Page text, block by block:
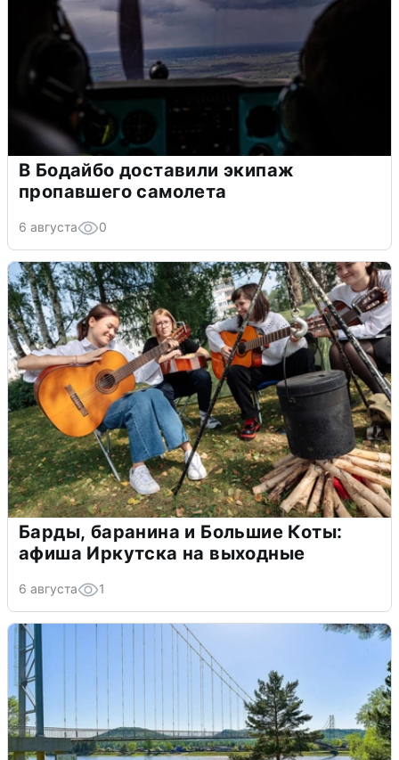
В Бодайбо доставили экипаж
пропавшего самолета
6 августа 0
Барды, баранина и Большие Коты:
афиша Иркутска на выходные
6 августа 1